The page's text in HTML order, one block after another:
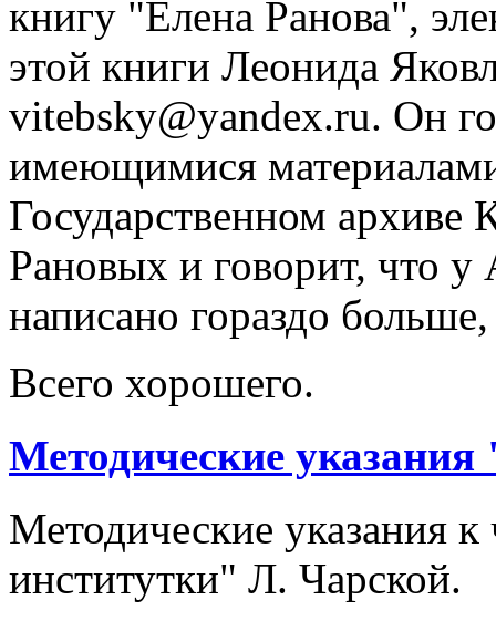
книгу "Елена Ранова",
этой книги Леонида
vitebsky@yandex.ru. Он
имеющимися
Государственном архиве
Рановых и говорит, что у
написано гораздо
Всего хорошего.
Методические
Методические указания
институтки" Л. Чарской.